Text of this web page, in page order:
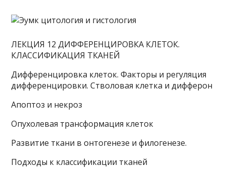
ЛЕКЦИЯ 12 ДИФФЕРЕНЦИРОВКА КЛЕТОК.
КЛАССИФИКАЦИЯ ТКАНЕЙ
Дифференцировка клеток. Факторы и регуляция
дифференцировки. Стволовая клетка и дифферон
Апоптоз и некроз
Опухолевая трансформация клеток
Развитие ткани в онтогенезе и филогенезе.
Подходы к классификации тканей